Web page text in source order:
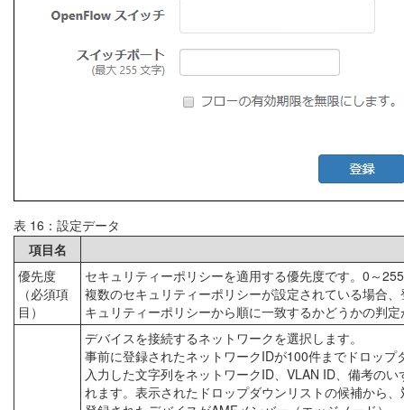
表 16：設定データ
項目名
優先度
（必須項
目）
セキュリティーポリシーを適用する優先度です。0～
複数のセキュリティーポリシーが設定されている場合
キュリティーポリシーから順に一致するかどうかの判
デバイスを接続するネットワークを選択します。
事前に登録されたネットワークIDが100件までドロッ
入力した文字列をネットワークID、VLAN ID、備考の
れます。表示されたドロップダウンリストの候補から